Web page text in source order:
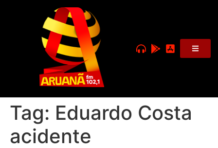
Tag: Eduardo Costa
acidente